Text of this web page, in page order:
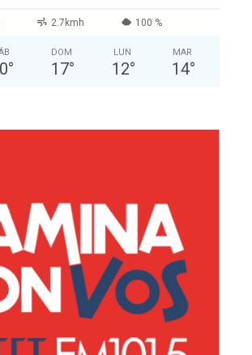
2.7kmh 100 %
°
DOM
17°
LUN
12°
MAR
14°